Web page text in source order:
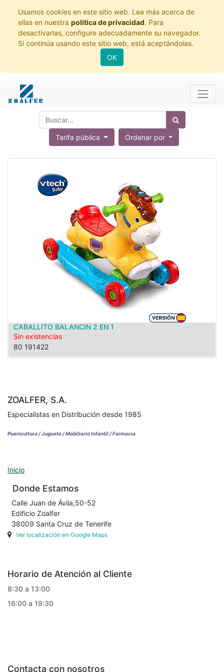
Usamos cookies en este sitio web. Lea más acerca de
ellas en nuestra política de privacidad. Para
desactivarlas, configure adecuadamente su navegador.
Si continúa usando este sitio web, está aceptándolas.
OK
Tarifa pública Ordenar por
CABALLITO BALANCIN 2 EN 1
Sin existencias
80 191422
ZOALFER, S.A.
Especialistas en Distribución desde 1985
Puericultura / Juguete / Mobiliario Infantil / Farmacia
Inicio
Donde Estamos
Calle Juan de Ávila,50-52
Edificio Zoalfer
38009 Santa Cruz de Tenerife
Ver localización en Google Maps
Horario de Atención al Cliente
8:30 a 13:00
16:00 a 19:30
Contacta con nosotros